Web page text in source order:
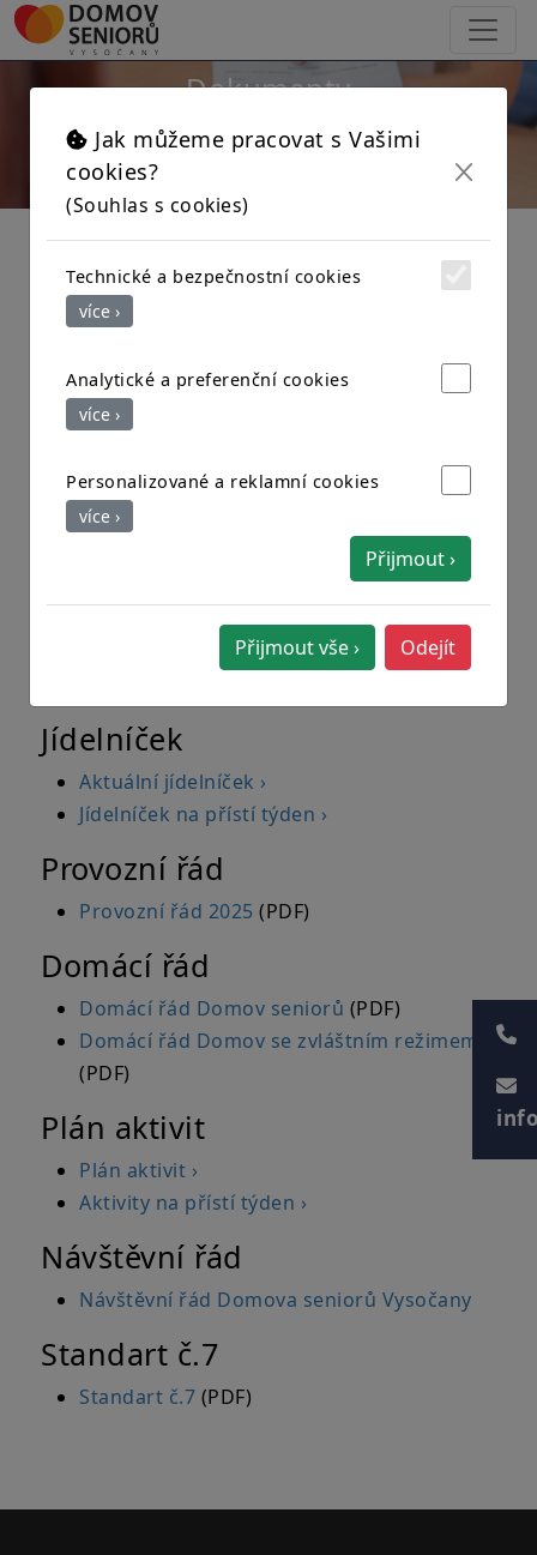
Dokumenty
Přihláška ke stažení
Žádost o přijetí(formát PDF)
Lékařská zpráva k přijetí
k příjmu (formát PDF)
Alternativní smlouva
Seznam věcí, které budete
potřebovat při nástupu do
Domova
Doporučený seznam věcí k pobytu pro
(formát PDF)
Doporučený seznam věcí k pobytu pro
Jídelníček
Aktuální jídelníček ›
Jídelníček na přístí týden ›
Provozní řád
Provozní řád 2025 (PDF)
Domácí řád
Domácí řád Domov seniorů (PDF)
Domácí řád Domov se zvláštním režimem
(PDF)
Plán aktivit
Plán aktivit ›
Aktivity na přístí týden ›
Návštěvní řád
Návštěvní řád Domova seniorů Vysočany
Standart č.7
Standart č.7 (PDF)
×
Jak můžeme pracovat s Vašimi
cookies?
(Souhlas s cookies)
Technické a bezpečnostní cookies
více ›
Analytické a preferenční cookies
více ›
Personalizované a reklamní cookies
více ›
Přijmout ›
Přijmout vše › Odejít